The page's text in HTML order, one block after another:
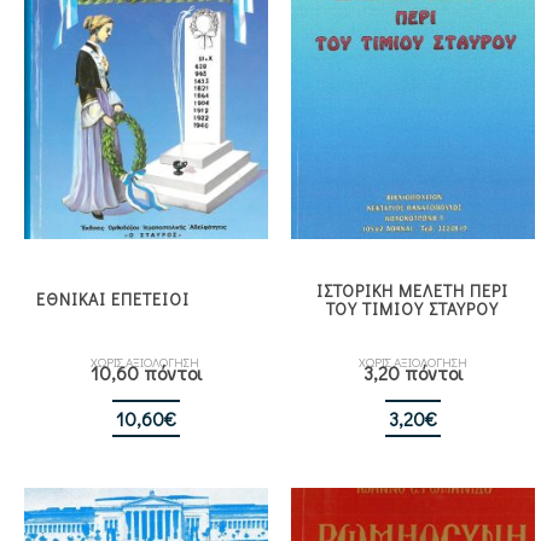
ΕΘΝΙΚΑΙ ΕΠΕΤΕΙΟΙ
ΧΩΡΙΣ ΑΞΙΟΛΟΓΗΣΗ
10,60 πόντοι
10,60€
ΙΣΤΟΡΙΚΗ ΜΕΛΕΤΗ ΠΕΡΙ
ΤΟΥ ΤΙΜΙΟΥ ΣΤΑΥΡΟΥ
ΧΩΡΙΣ ΑΞΙΟΛΟΓΗΣΗ
3,20 πόντοι
3,20€